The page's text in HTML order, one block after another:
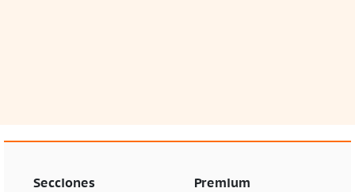
Secciones Premium